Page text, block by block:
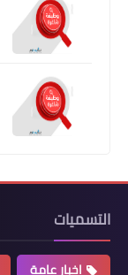
التسميات
اخبار عامة